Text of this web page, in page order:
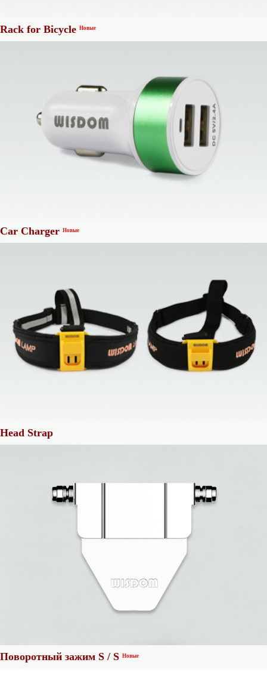
Rack for Bicycle Новые
Car Charger Новые
Head Strap
Поворотный зажим S / S Новые